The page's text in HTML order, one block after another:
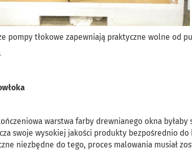
pompy tłokowe zapewniają praktyczne wolne od
warstwa farby drewnianego okna
swoje wysokiej jakości produkty bezpośrednio
niezbędne do tego, proces malowania musiał